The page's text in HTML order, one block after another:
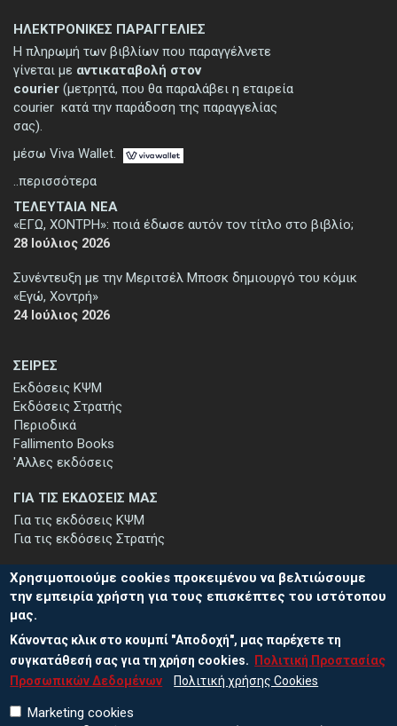
ΣΕΙΡΕΣ
Εκδόσεις ΚΨΜ
Εκδόσεις Στρατής
Περιοδικά
Fallimento Books
'Αλλες εκδόσεις
ΤΕΛΕΥΤΑΙΑ ΝΕΑ
«ΕΓΩ, ΧΟΝΤΡΗ»: ποιά έδωσε αυτόν τον τίτλο στο βιβλίο;
28 Ιούλιος 2026
Συνέντευξη με την Μεριτσέλ Μποσκ δημιουργό του κόμικ
«Εγώ, Χοντρή»
24 Ιούλιος 2026
ΓΙΑ ΤΙΣ ΕΚΔΟΣΕΙΣ ΜΑΣ
Για τις εκδόσεις ΚΨΜ
Για τις εκδόσεις Στρατής
ΗΛΕΚΤΡΟΝΙΚΕΣ ΠΑΡΑΓΓΕΛΙΕΣ
Η πληρωμή των βιβλίων που παραγγέλνετε
γίνεται με αντικαταβολή στον
courier (μετρητά, που θα παραλάβει η εταιρεία
courier κατά την παράδοση της παραγγελίας
σας).
μέσω Viva Wallet.
..περισσότερα
ΕΓΓΡΑΦΗ ΣΤΟ ΕΝΗΜΕΡΩΤΙΚΟ ΔΕΛΤΙΟ
Μείνετε ενημερωμένοι για τις νέες εκδόσεις μας και τις εκδηλώσεις
μας - εγγραφείτε στο ενημερωτικό μας δελτίο.
Χρησιμοποιούμε cookies προκειμένου να βελτιώσουμε
την εμπειρία χρήστη για τους επισκέπτες του ιστότοπου
μας.
Κάνοντας κλικ στο κουμπί "Αποδοχή", μας παρέχετε τη
συγκατάθεσή σας για τη χρήση cookies.
Πολιτική Προστασίας
Προσωπικών Δεδομένων
Πολιτική χρήσης Cookies
Marketing cookies